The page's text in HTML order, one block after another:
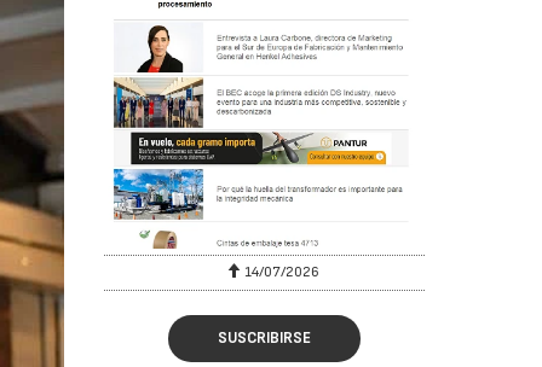
14/07/2026
SUSCRIBIRSE